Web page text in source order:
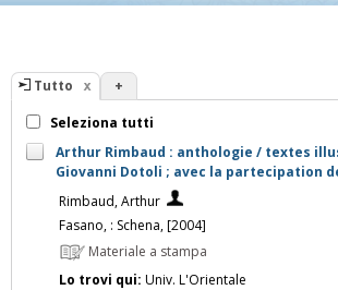
Tutto +
Seleziona tutti
Arthur Rimbaud : anthologie / textes
Giovanni Dotoli ; avec la partecipation
Rimbaud, Arthur
Fasano, : Schena, [2004]
Materiale a stampa
Lo trovi qui: Univ. L'Orientale